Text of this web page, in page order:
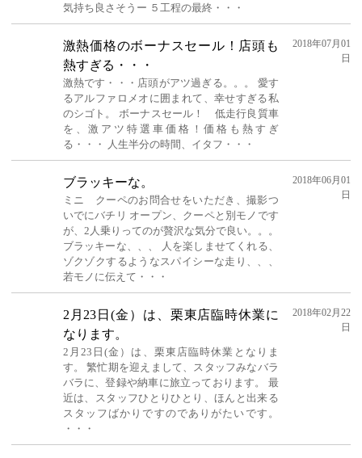
気持ち良さそうー ５工程の最終・・・
激熱価格のボーナスセール！店頭も
熱すぎる・・・
激熱です・・・店頭がアツ過ぎる。。。 愛す
るアルファロメオに囲まれて、幸せすぎる私
のシゴト。 ボーナスセール！ 低走行良質車
を、激アツ特選車価格！価格も熱すぎ
る・・・ 人生半分の時間、イタフ・・・
2018年07月01
日
ブラッキーな。
ミニ クーペのお問合せをいただき、撮影つ
いでにバチリ オープン、クーペと別モノです
が、2人乗りってのが贅沢な気分で良い。。。
ブラッキーな、、、 人を楽しませてくれる、
ゾクゾクするようなスパイシーな走り、、、
若モノに伝えて・・・
2018年06月01
日
2月23日(金）は、栗東店臨時休業に
なります。
2月23日(金）は、栗東店臨時休業となりま
す。 繁忙期を迎えまして、スタッフみなバラ
バラに、登録や納車に旅立っております。 最
近は、スタッフひとりひとり、ほんと出来る
スタッフばかりですのでありがたいです。
・・・
2018年02月22
日